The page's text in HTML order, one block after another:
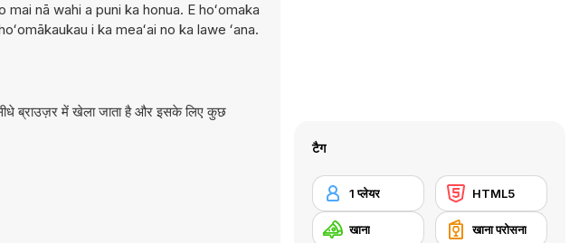
mai nā wahi a puni ka honua. E hoʻomaka
i ka meaʻai no ka lawe ʻana.
ब्राउज़र में खेला जाता है और इसके लिए कुछ
टैग
1 प्लेयर HTML5
खाना खाना परोसना